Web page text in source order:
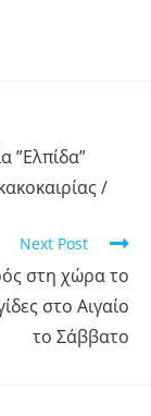
”Ελπίδα”
/
Next Post
στη χώρα το
στο Αιγαίο
το Σάββατο